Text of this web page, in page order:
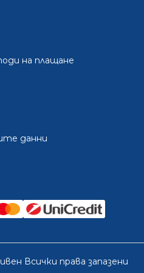
на плащане
данни
Всички права запазени